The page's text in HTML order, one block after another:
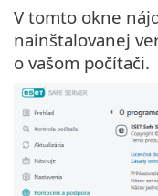
V tomto okne
nainštalovanej
o vašom počítači.